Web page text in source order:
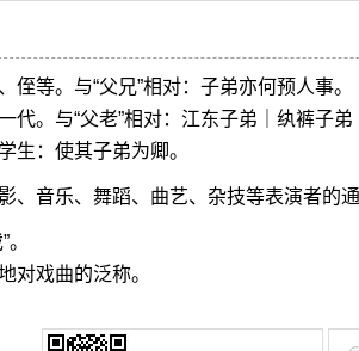
侄等。与“父兄”相对：子弟亦何预人事。
代。与“父老”相对：江东子弟｜纨裤子弟
生：使其子弟为卿。
、音乐、舞蹈、曲艺、杂技等表演者的
对戏曲的泛称。